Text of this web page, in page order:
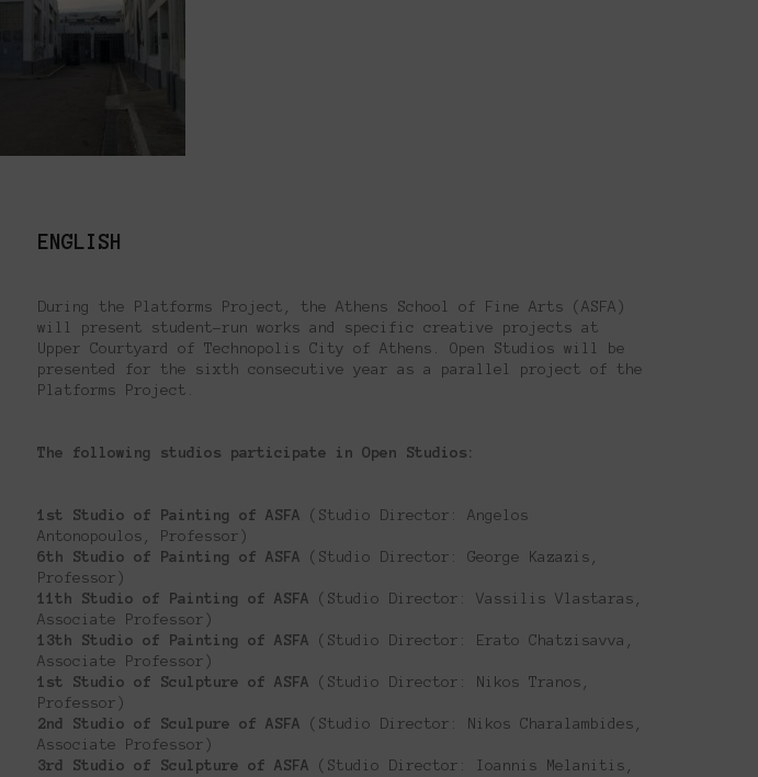
ENGLISH
During the Platforms Project, the Athens School of Fine Arts (ASFA)
will present student-run works and specific creative projects at
Upper Courtyard of Technopolis City of Athens. Open Studios will be
presented for the sixth consecutive year as a parallel project of the
Platforms Project.
The following studios participate in Open Studios:
1st Studio of Painting of ASFA (Studio Director: Angelos
Antonopoulos, Professor)
6th Studio of Painting of ASFA (Studio Director: George Kazazis,
Professor)
11th Studio of Painting of ASFA (Studio Director: Vassilis Vlastaras,
Associate Professor)
13th Studio of Painting of ASFA (Studio Director: Erato Chatzisavva,
Associate Professor)
1st Studio of Sculpture of ASFA (Studio Director: Nikos Tranos,
Professor)
2nd Studio of Sculpure of ASFA (Studio Director: Nikos Charalambides,
Associate Professor)
3rd Studio of Sculpture of ASFA (Studio Director: Ioannis Melanitis,